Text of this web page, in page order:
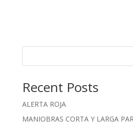
Recent Posts
ALERTA ROJA
MANIOBRAS CORTA Y LARGA